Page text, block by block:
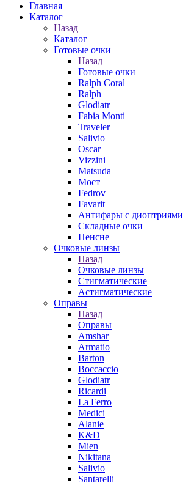
Главная
Каталог
Назад
Каталог
Готовые очки
Назад
Готовые очки
Ralph Coral
Ralph
Glodiatr
Fabia Monti
Traveler
Salivio
Oscar
Vizzini
Matsuda
Мост
Fedrov
Favarit
Антифары с диоптриями
Складные очки
Пенсне
Очковые линзы
Назад
Очковые линзы
Стигматические
Астигматические
Оправы
Назад
Оправы
Amshar
Armatio
Barton
Boccaccio
Glodiatr
Ricardi
La Ferro
Medici
Alanie
K&D
Mien
Nikitana
Salivio
Santarelli